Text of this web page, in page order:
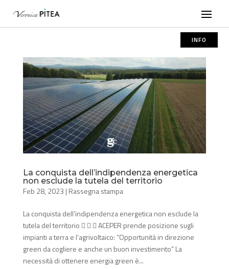
INFO
La conquista dell’indipendenza energetica
non esclude la tutela del territorio
Feb 28, 2023 | Rassegna stampa
La conquista dell’indipendenza energetica non esclude la
tutela del territorio    ACEPER prende posizione sugli
impianti a terra e l’agrivoltaico: “Opportunità in direzione
green da cogliere e anche un buon investimento” La
necessità di ottenere energia green è...